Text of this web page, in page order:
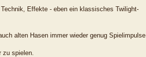
Effekte - eben ein klassisches Twilight-
alten Hasen immer wieder genug Spielimpulse
zu spielen.